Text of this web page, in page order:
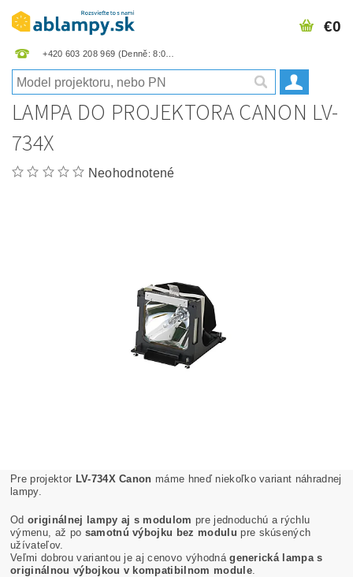
+420 603 208 969
€0
LAMPA DO PROJEKTORA CANON LV-
734X
Neohodnotené
Pre projektor LV-734X Canon máme hneď niekoľko variant náhradnej
lampy.
Odoriginálnej lampy aj s modulom pre jednoduchú a rýchlu
výmenu, až po samotnú výbojku bez modulu pre skúsených
užívateľov.
Veľmi dobrou variantou je aj cenovo výhodnágenerická lampa s
originálnou výbojkou v kompatibilnom module.